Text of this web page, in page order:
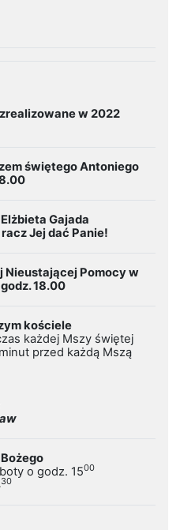
w 2022
świętego Antoniego
Gajada
Jej dać Panie!
Nieustającej Pomocy w
18.00
kościele
każdej Mszy świętej
przed każdą Mszą
o godz. 1500
30